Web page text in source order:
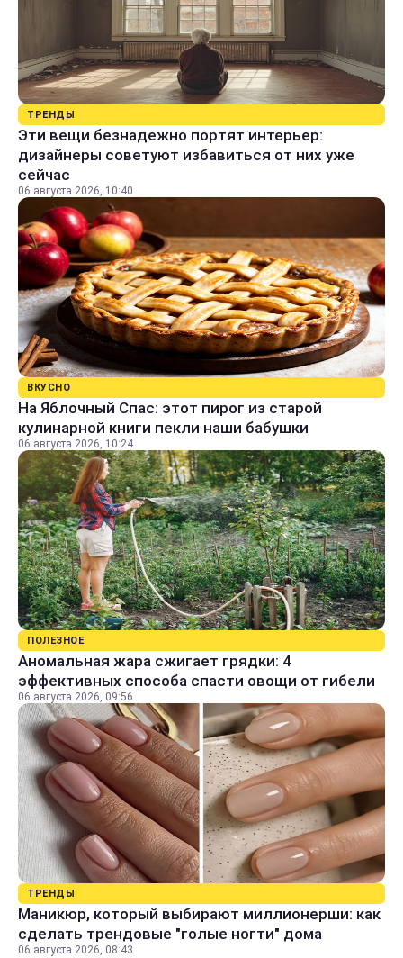
ТРЕНДЫ
Эти вещи безнадежно портят интерьер:
дизайнеры советуют избавиться от них уже
сейчас
06 августа 2026, 10:40
ВКУСНО
На Яблочный Спас: этот пирог из старой
кулинарной книги пекли наши бабушки
06 августа 2026, 10:24
ПОЛЕЗНОЕ
Аномальная жара сжигает грядки: 4
эффективных способа спасти овощи от гибели
06 августа 2026, 09:56
ТРЕНДЫ
Маникюр, который выбирают миллионерши: как
сделать трендовые "голые ногти" дома
06 августа 2026, 08:43